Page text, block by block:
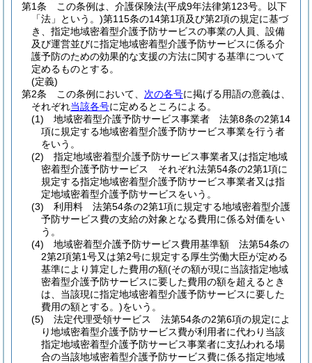
第1条
この条例は、介護保険法(平成9年法律第123号。以下
「法」という。)第115条の14第1項及び第2項の規定に基づ
き、指定地域密着型介護予防サービスの事業の人員、設備
及び運営並びに指定地域密着型介護予防サービスに係る介
護予防のための効果的な支援の方法に関する基準について
定めるものとする。
(定義)
第2条
この条例において、 次の各号に掲げる用語の意義は、
それぞれ当該各号に定めるところによる。
(1)
地域密着型介護予防サービス事業者 法第8条の2第14
項に規定する地域密着型介護予防サービス事業を行う者
をいう。
(2)
指定地域密着型介護予防サービス事業者又は指定地域
密着型介護予防サービス それぞれ法第54条の2第1項に
規定する指定地域密着型介護予防サービス事業者又は指
定地域密着型介護予防サービスをいう。
(3)
利用料 法第54条の2第1項に規定する地域密着型介護
予防サービス費の支給の対象となる費用に係る対価をい
う。
(4)
地域密着型介護予防サービス費用基準額 法第54条の
2第2項第1号又は第2号に規定する厚生労働大臣が定める
基準により算定した費用の額(その額が現に当該指定地域
密着型介護予防サービスに要した費用の額を超えるとき
は、当該現に指定地域密着型介護予防サービスに要した
費用の額とする。)をいう。
(5)
法定代理受領サービス 法第54条の2第6項の規定によ
り地域密着型介護予防サービス費が利用者に代わり当該
指定地域密着型介護予防サービス事業者に支払われる場
合の当該地域密着型介護予防サービス費に係る指定地域